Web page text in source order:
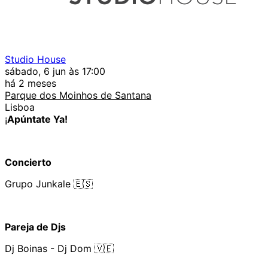
Studio House
sábado, 6 jun às 17:00
há 2 meses
Parque dos Moinhos de Santana
Lisboa
¡Apúntate Ya!
Concierto
Grupo Junkale 🇪🇸
Pareja de Djs
Dj Boinas - Dj Dom 🇻🇪